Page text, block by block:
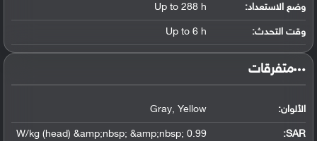
وضع الاستعداد: Up to 288 h
وقت التحدث: Up to 6 h
‏متفرقات‏
الألوان: Gray, Yellow
SAR
:
0.99 W/kg (head) &amp;nbsp; &amp;nbsp;